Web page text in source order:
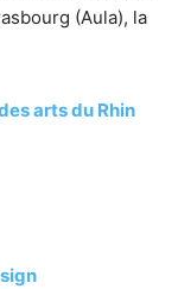
(Aula), la
arts du Rhin